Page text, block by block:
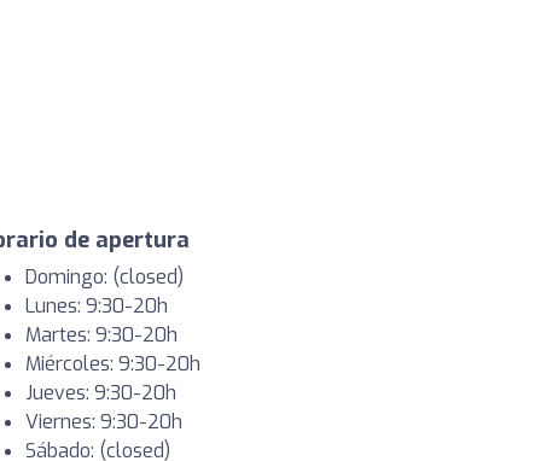
de apertura
Domingo: (closed)
Lunes: 9:30-20h
Martes: 9:30-20h
Miércoles: 9:30-20h
Jueves: 9:30-20h
Viernes: 9:30-20h
Sábado: (closed)